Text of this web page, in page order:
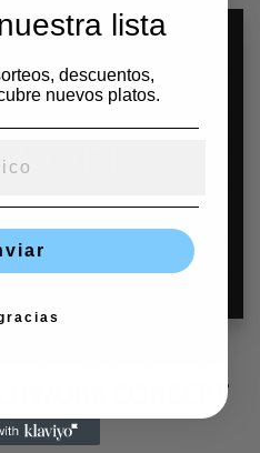
LANZAMIENTO
CONCEPT
lista
descuentos,
nuevos platos.